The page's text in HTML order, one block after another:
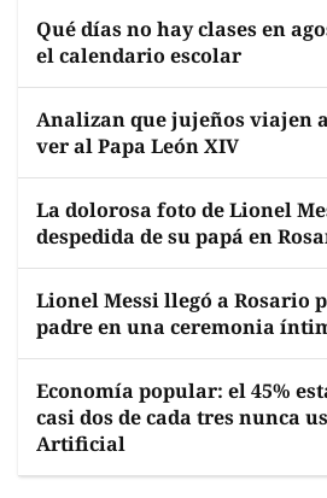
Qué días no hay clases en
el calendario escolar
Analizan que jujeños viajen
ver al Papa León XIV
La dolorosa foto de Lionel
despedida de su papá en
Lionel Messi llegó a Rosario
padre en una ceremonia
Economía popular: el 45%
casi dos de cada tres nunca
Artificial